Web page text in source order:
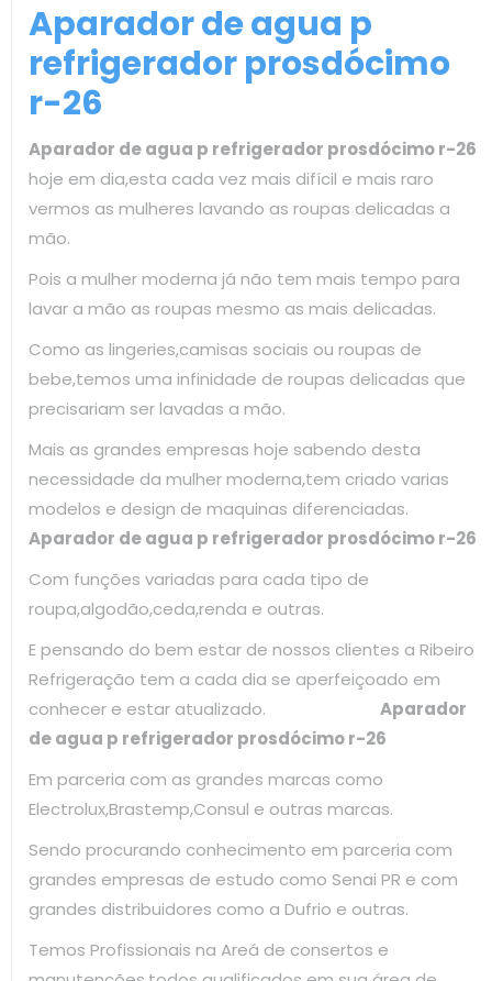
Aparador de agua p
refrigerador prosdócimo
r-26
Aparador de agua p refrigerador prosdócimo r-26
hoje em dia,esta cada vez mais difícil e mais raro
vermos as mulheres lavando as roupas delicadas a
mão.
Pois a mulher moderna já não tem mais tempo para
lavar a mão as roupas mesmo as mais delicadas.
Como as lingeries,camisas sociais ou roupas de
bebe,temos uma infinidade de roupas delicadas que
precisariam ser lavadas a mão.
Mais as grandes empresas hoje sabendo desta
necessidade da mulher moderna,tem criado varias
modelos e design de maquinas diferenciadas.
Aparador de agua p refrigerador prosdócimo r-26
Com funções variadas para cada tipo de
roupa,algodão,ceda,renda e outras.
E pensando do bem estar de nossos clientes a Ribeiro
Refrigeração tem a cada dia se aperfeiçoado em
conhecer e estar atualizado. Aparador
de agua p refrigerador prosdócimo r-26
Em parceria com as grandes marcas como
Electrolux,Brastemp,Consul e outras marcas.
Sendo procurando conhecimento em parceria com
grandes empresas de estudo como Senai PR e com
grandes distribuidores como a Dufrio e outras.
Temos Profissionais na Areá de consertos e